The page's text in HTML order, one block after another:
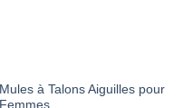
Mules à Talons Aiguilles pour
Femmes